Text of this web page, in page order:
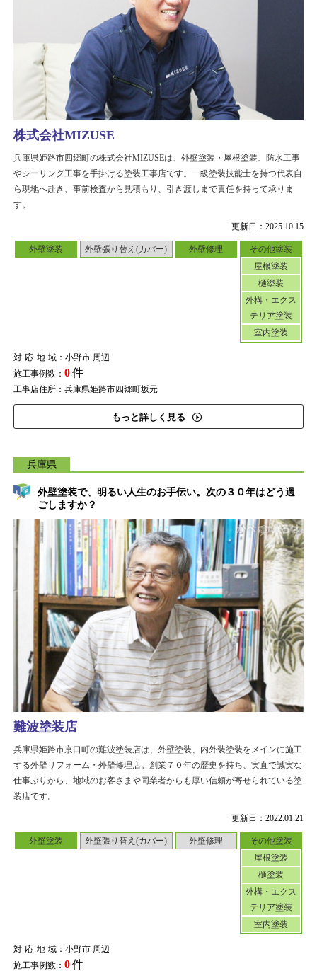
更新日：2025.10.15
外壁塗装 外壁張り替え(カバー) 外壁修理
その他塗装
屋根塗装
樋塗装
外構・エクス
テリア塗装
室内塗装
対応地域：小野市 周辺
施工事例数： 0件
工事店住所：兵庫県姫路市四郷町坂元
もっと詳しく見る
株式会社MIZUSE
兵庫県姫路市四郷町の株式会社MIZUSEは、外壁塗装・屋根塗装、防水工事
やシーリング工事を手掛ける塗装工事店です。一級塗装技能士を持つ代表自
ら現地へ赴き、事前検査から見積もり、引き渡しまで責任を持って承りま
す。
兵庫県
外壁塗装で、明るい人生のお手伝い。次の３０年はどう過
ごしますか？
更新日：2022.01.21
外壁塗装 外壁張り替え(カバー) 外壁修理
その他塗装
屋根塗装
樋塗装
外構・エクス
テリア塗装
室内塗装
対応地域：小野市 周辺
施工事例数： 0件
難波塗装店
兵庫県姫路市京口町の難波塗装店は、外壁塗装、内外装塗装をメインに施工
する外壁リフォーム・外壁修理店。創業７０年の歴史を持ち、実直で誠実な
仕事ぶりから、地域のお客さまや同業者からも厚い信頼が寄せられている塗
装店です。